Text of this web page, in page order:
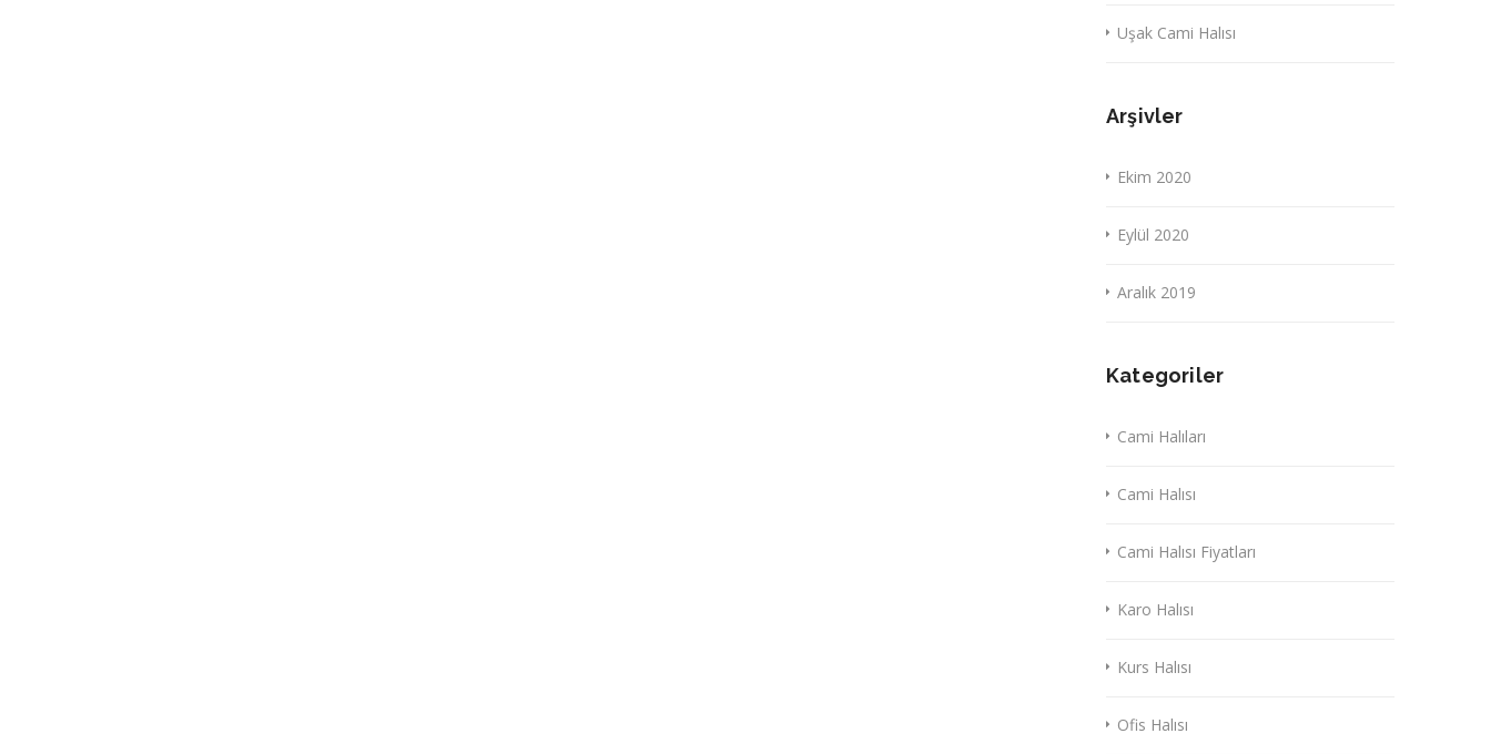
Uşak Cami Halısı
Arşivler
Ekim 2020
Eylül 2020
Aralık 2019
Kategoriler
Cami Halıları
Cami Halısı
Cami Halısı Fiyatları
Karo Halısı
Kurs Halısı
Ofis Halısı